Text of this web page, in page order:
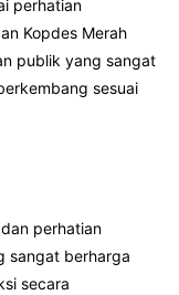
perhatian
Kopdes Merah
publik yang sangat
sesuai
perhatian
sangat berharga
secara